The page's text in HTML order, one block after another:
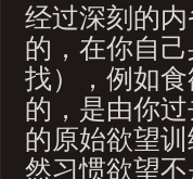
经过深刻的
的，在你自
找），例如
的，是由你
的原始欲望
然习惯欲望